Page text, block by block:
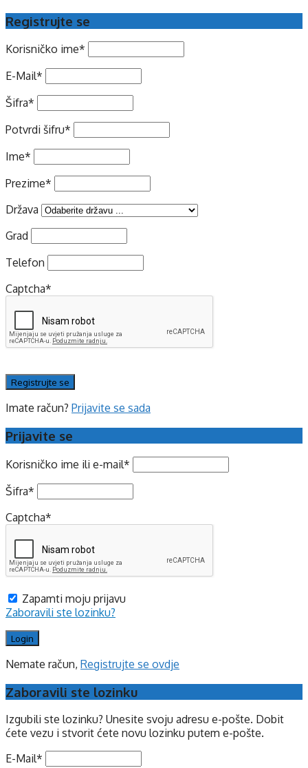
Registrujte se
Korisničko ime*
E-Mail*
Šifra*
Potvrdi šifru*
Ime*
Prezime*
Država
Grad
Telefon
Captcha*
Imate račun? Prijavite se sada
Prijavite se
Korisničko ime ili e-mail*
Šifra*
Captcha*
Zapamti moju prijavu
Zaboravili ste lozinku?
Nemate račun, Registrujte se ovdje
Zaboravili ste lozinku
Izgubili ste lozinku? Unesite svoju adresu e-pošte. Dobit
ćete vezu i stvorit ćete novu lozinku putem e-pošte.
E-Mail*